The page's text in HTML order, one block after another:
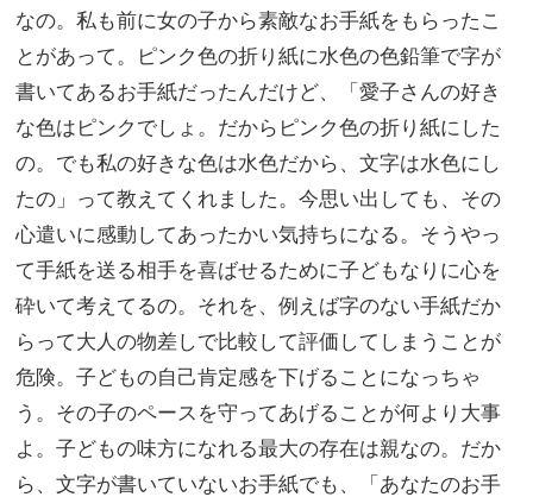
なの。私も前に女の子から素敵なお手紙をもらったこ
とがあって。ピンク色の折り紙に水色の色鉛筆で字が
書いてあるお手紙だったんだけど、「愛子さんの好き
な色はピンクでしょ。だからピンク色の折り紙にした
の。でも私の好きな色は水色だから、文字は水色にし
たの」って教えてくれました。今思い出しても、その
心遣いに感動してあったかい気持ちになる。そうやっ
て手紙を送る相手を喜ばせるために子どもなりに心を
砕いて考えてるの。それを、例えば字のない手紙だか
らって大人の物差しで比較して評価してしまうことが
危険。子どもの自己肯定感を下げることになっちゃ
う。その子のペースを守ってあげることが何より大事
よ。子どもの味方になれる最大の存在は親なの。だか
ら、文字が書いていないお手紙でも、「あなたのお手